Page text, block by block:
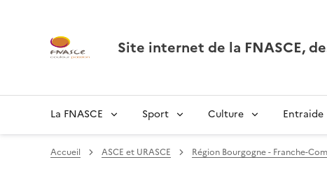
Site internet de la FNASCE,
La FNASCE Sport Culture Entraide
Accueil ASCE et URASCE Région Bourgogne - Franche-